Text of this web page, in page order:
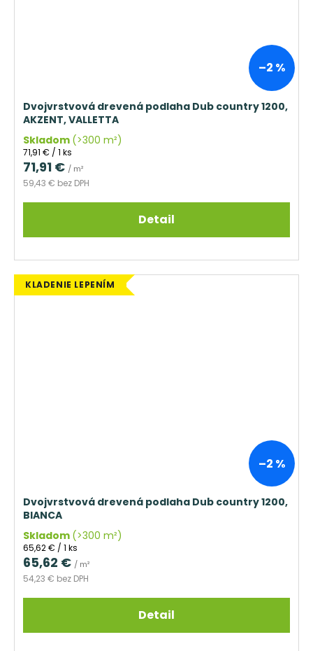
–2 %
Dvojvrstvová drevená podlaha Dub country 1200,
AKZENT, VALLETTA
Skladom (>300 m²)
59,43 € bez DPH
71,91 € / m²
Jednotková
cena:
71,91 € / 1 ks
Detail
KLADENIE LEPENÍM
–2 %
Dvojvrstvová drevená podlaha Dub country 1200,
BIANCA
Skladom (>300 m²)
54,23 € bez DPH
65,62 € / m²
Jednotková
cena:
65,62 € / 1 ks
Detail